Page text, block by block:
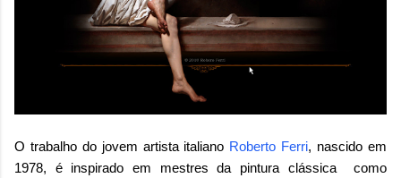
O trabalho do jovem artista italiano Roberto Ferri, nascido em
1978, é inspirado em mestres da pintura clássica como